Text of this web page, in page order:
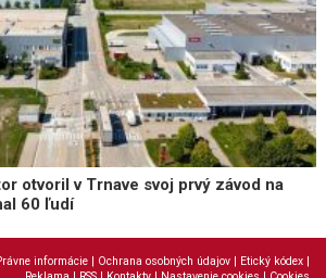
otvoril v Trnave svoj prvý závod na
60 ľudí
informácie | Ochrana osobných údajov | Etický kódex |